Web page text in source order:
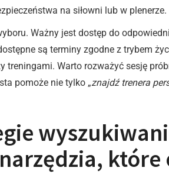
na siłowni lub w plenerze.
Ważny jest dostęp do
są terminy zgodne z trybem
treningami. Warto rozważyć sesję
pomoże nie tylko „znajdź trenera
które